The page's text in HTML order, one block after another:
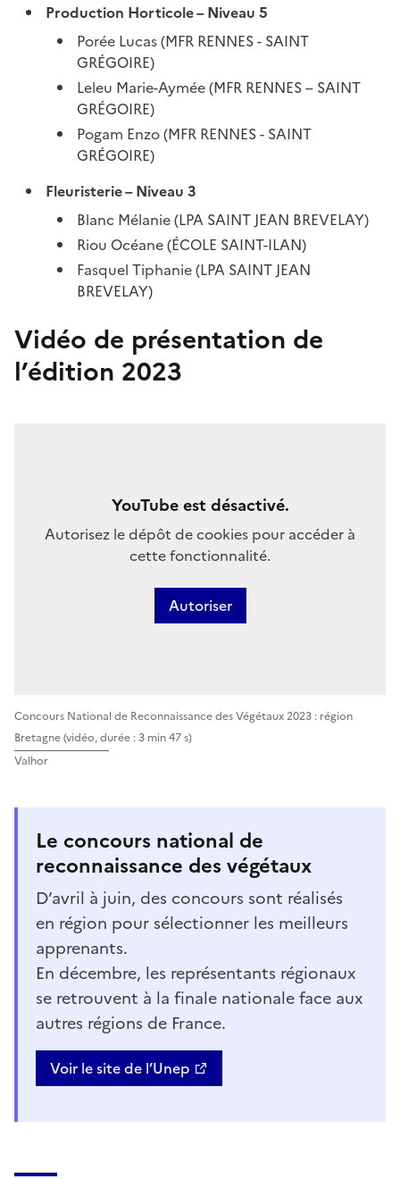
Production Horticole – Niveau 5
Porée Lucas (MFR RENNES - SAINT
GRÉGOIRE)
Leleu Marie-Aymée (MFR RENNES – SAINT
GRÉGOIRE)
Pogam Enzo (MFR RENNES - SAINT
GRÉGOIRE)
Fleuristerie – Niveau 3
Blanc Mélanie (LPA SAINT JEAN BREVELAY)
Riou Océane (ÉCOLE SAINT-ILAN)
Fasquel Tiphanie (LPA SAINT JEAN
BREVELAY)
Vidéo de présentation de
l’édition 2023
YouTube est désactivé.
Autorisez le dépôt de cookies pour accéder à
cette fonctionnalité.
Autoriser
Concours National de Reconnaissance des Végétaux 2023 : région
Bretagne(vidéo, durée : 3 min 47 s)
Valhor
Le concours national de
reconnaissance des végétaux
D’avril à juin, des concours sont réalisés
en région pour sélectionner les meilleurs
apprenants.
En décembre, les représentants régionaux
se retrouvent à la finale nationale face aux
autres régions de France.
Voir le site de l’Unep